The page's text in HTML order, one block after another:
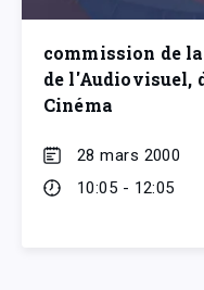
commission de
de l'Audiovisuel,
Cinéma
28 mars 2000
10:05 - 12:05